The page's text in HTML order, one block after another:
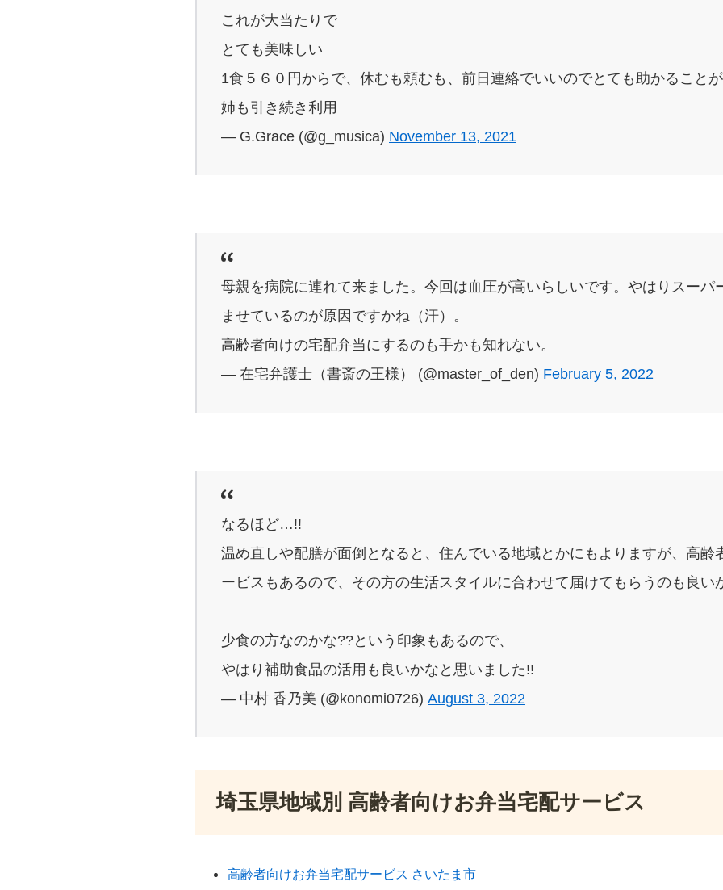
これが大当たりで
とても美味しい
1食５６０円からで、休むも頼むも、前日連絡でいいのでとても助かること
姉も引き続き利用
— G.Grace (@g_musica) November 13, 2021
母親を病院に連れて来ました。今回は血圧が高いらしいです。やはりスーパ
ませているのが原因ですかね（汗）。
高齢者向けの宅配弁当にするのも手かも知れない。
— 在宅弁護士（書斎の王様） (@master_of_den) February 5, 2022
なるほど…!!
温め直しや配膳が面倒となると、住んでいる地域とかにもよりますが、高齢
ービスもあるので、その方の生活スタイルに合わせて届けてもらうのも良い
少食の方なのかな??という印象もあるので、
やはり補助食品の活用も良いかなと思いました!!
— 中村 香乃美 (@konomi0726) August 3, 2022
埼玉県地域別 高齢者向けお弁当宅配サービス
高齢者向けお弁当宅配サービス さいたま市